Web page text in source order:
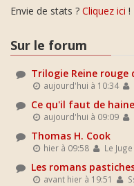
Envie de stats ? Cliquez ici !
Sur le forum
Trilogie Reine rouge
aujourd'hui à 10:34
Ce qu'il faut de
aujourd'hui à 09:09
Thomas H. Cook
hier à 09:58 Le
Les romans
avant hier à 19:51